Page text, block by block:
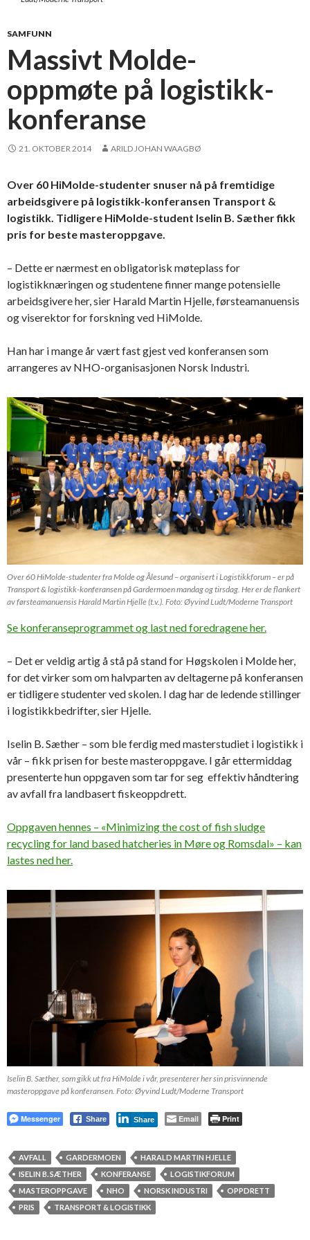
SAMFUNN
Massivt Molde-
oppmøte på logistikk-
konferanse
21. OKTOBER 2014 ARILD JOHAN WAAGBØ
Over 60 HiMolde-studenter snuser nå på fremtidige
arbeidsgivere på logistikk-konferansen Transport &
logistikk. Tidligere HiMolde-student Iselin B. Sæther fikk
pris for beste masteroppgave.
– Dette er nærmest en obligatorisk møteplass for
logistikknæringen og studentene finner mange potensielle
arbeidsgivere her, sier Harald Martin Hjelle, førsteamanuensis
og viserektor for forskning ved HiMolde.
Han har i mange år vært fast gjest ved konferansen som
arrangeres av NHO-organisasjonen Norsk Industri.
Over 60 HiMolde-studenter fra Molde og Ålesund – organisert i Logistikkforum – er på
Transport & logistikk-konferansen på Gardermoen mandag og tirsdag. Her er de flankert
av førsteamanuensis Harald Martin Hjelle (t.v.). Foto: Øyvind Ludt/Moderne Transport
Se konferanseprogrammet og last ned foredragene her.
– Det er veldig artig å stå på stand for Høgskolen i Molde her,
for det virker som om halvparten av deltagerne på konferansen
er tidligere studenter ved skolen. I dag har de ledende stillinger
i logistikkbedrifter, sier Hjelle.
Iselin B. Sæther – som ble ferdig med masterstudiet i logistikk i
vår – fikk prisen for beste masteroppgave. I går ettermiddag
presenterte hun oppgaven som tar for seg effektiv håndtering
av avfall fra landbasert fiskeoppdrett.
Oppgaven hennes – «Minimizing the cost of fish sludge
recycling for land based hatcheries in Møre og Romsdal» – kan
lastes ned her.
Iselin B. Sæther, som gikk ut fra HiMolde i vår, presenterer her sin prisvinnende
masteroppgave på konferansen. Foto: Øyvind Ludt/Moderne Transport
Messenger Share Share Email Print
AVFALL GARDERMOEN
HARALD MARTIN HJELLE
ISELIN B. SÆTHER
KONFERANSE
LOGISTIKFORUM
MASTEROPPGAVE
NHO NORSK INDUSTRI
OPPDRETT
PRIS
TRANSPORT & LOGISTIKK